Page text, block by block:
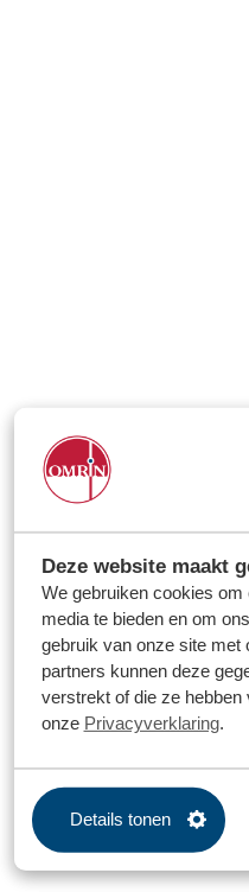
Deze website maakt
We gebruiken cookies
media te bieden en om
gebruik van onze site met
partners kunnen deze
verstrekt of die ze
onze Privacyverklaring.
Details tonen